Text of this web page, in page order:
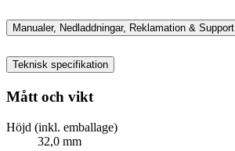
Manualer, Nedladdningar, Reklamation & Support
Teknisk specifikation
Mått och vikt
Höjd (inkl. emballage)
32,0 mm